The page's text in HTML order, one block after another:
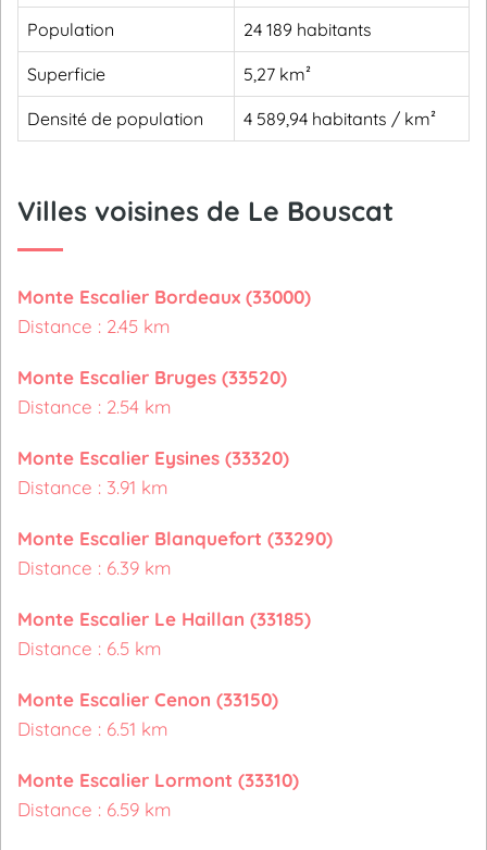
Population 24 189 habitants
Superficie 5,27 km²
Densité de population 4 589,94 habitants / km²
Villes voisines de Le Bouscat
Monte Escalier Bordeaux (33000)
Distance : 2.45 km
Monte Escalier Bruges (33520)
Distance : 2.54 km
Monte Escalier Eysines (33320)
Distance : 3.91 km
Monte Escalier Blanquefort (33290)
Distance : 6.39 km
Monte Escalier Le Haillan (33185)
Distance : 6.5 km
Monte Escalier Cenon (33150)
Distance : 6.51 km
Monte Escalier Lormont (33310)
Distance : 6.59 km